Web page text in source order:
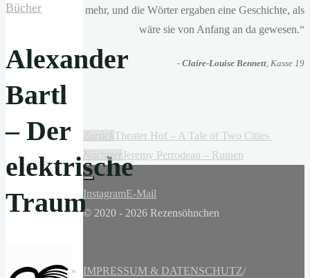
Bücher
Alexander
Bartl
– Der
elektrische
Traum
mehr, und die Wörter ergaben eine Geschichte, als
wäre sie von Anfang an da gewesen.“
- Claire-Louise Bennett, Kasse 19
ZurückTheater Hof – A Tale of Two Cities
NächsterJeremy Perrodeau – Ruinen
InstagramE-Mail
© 2020 - 2026 Rezensöhnchen
IMPRESSUM & DATENSCHUTZ/